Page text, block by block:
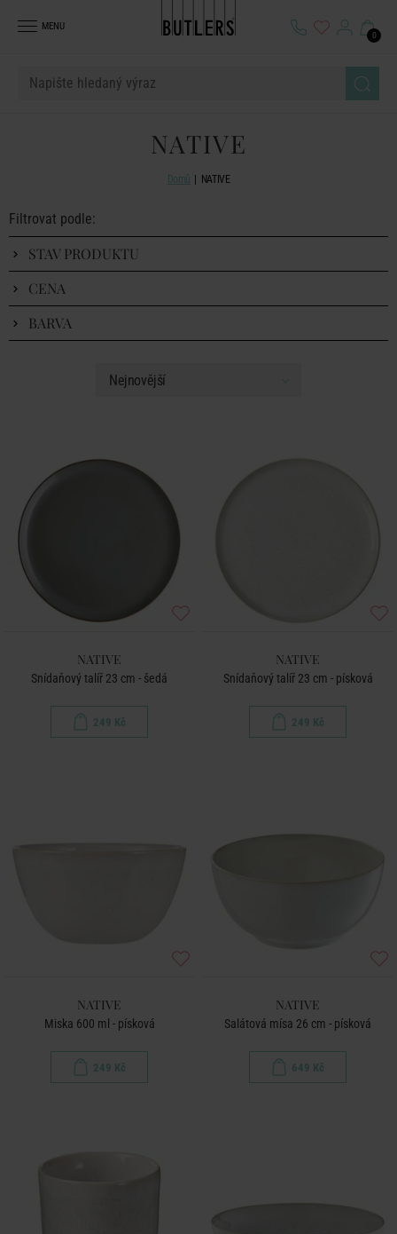
MENU
0
NATIVE
Domů NATIVE
Filtrovat podle:
STAV PRODUKTU
CENA
BARVA
NATIVE
Snídaňový talíř 23 cm - šedá
249 Kč
NATIVE
Snídaňový talíř 23 cm - písková
249 Kč
NATIVE
Miska 600 ml - písková
249 Kč
NATIVE
Salátová mísa 26 cm - písková
649 Kč